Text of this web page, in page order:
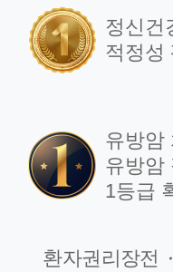
정신건
적정성
유방암
유방암
1등급
환자권리장전